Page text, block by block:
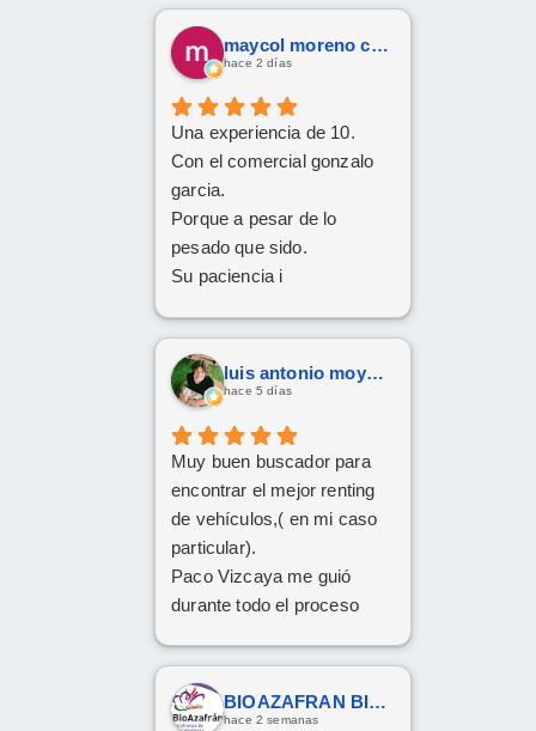
maycol moreno cuervo
hace 2 días
Una experiencia de 10.
Con el comercial gonzalo
garcia.
Porque a pesar de lo
pesado que sido.
Su paciencia i
Han cumplido el sueño de
mi familia
De tener el coche deseado.
cordial
Da gusto comunicarse con
luis antonio moya fernandez
hace 5 días
Muy buen buscador para
encontrar el mejor renting
de vehículos,( en mi caso
particular).
Paco Vizcaya me guió
durante todo el proceso
Formentor al mejor precio.
Ahora a esperar la entrega
que esperamos sea lo más
BIOAZAFRAN BIOAZAFRAN
hace 2 semanas